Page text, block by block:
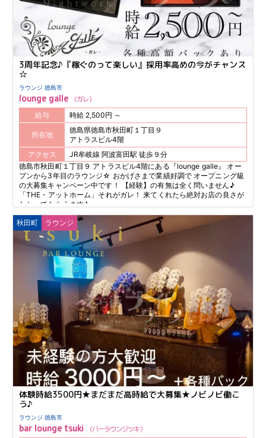
3周年記念♪『稼ぐのって楽しい』採用率高めの今がチャンス
☆
ラウンジ 徳島市
lounge galle ガレ
給与 時給 2,500円 ～
所在地
徳島県徳島市秋田町１丁目９
アトラスビル4階
アクセス
JR牟岐線 阿波富田駅 徒歩９分
徳島市秋田町１丁目９ アトラスビル4階にある『lounge galle』 オー
プンから3年目のラウンジ☆ おかげさまで業績好調で オープニング級
の大募集キャンペーン中です！ 【経験】の有無は全く問いません♪
「THE・アットホーム」それがガレ！ 来てくれたら絶対お店の良さが
わかってもらえます♪
秋田町 ラウンジ
体験時給3500円★まだまだ高時給で大募集★ノビノビ働こ
う♪
ラウンジ 徳島市
bar lounge tsuki バーラウンジツキ